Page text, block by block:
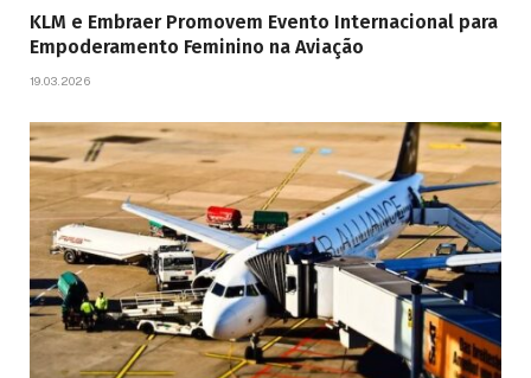
KLM e Embraer Promovem Evento Internacional para
Empoderamento Feminino na Aviação
19.03.2026